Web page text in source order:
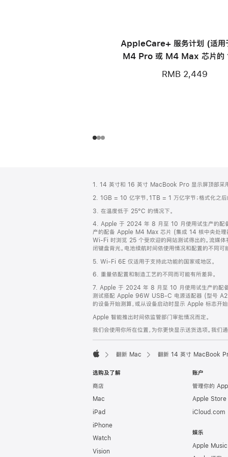
AppleCare+ 服务计划 (适用
M4 Pro 或 M4 Max 芯片的
RMB 2,449
页
脚
注
1. 14 英寸和 16 英寸 MacBook Pro 显示屏顶部采用
2. 1GB = 10 亿字节，1TB = 1 万亿字节；格式化之后
3. 在温度低于 25°C 的情况下。
4. Apple 于 2024 年 8 月至 10 月使用试生产的配
产的配备 Apple M4 Max 芯片 (集成 14 核中央处理
Wi-Fi 时浏览 25 个受欢迎的网站测试得出的。流媒
闭键盘背光。电池续航时间依使用情况和配置的不同可
5. Wi-Fi 6E 仅适用于支持此功能的国家或地区。
6. 重量依配置和制造工艺的不同而可能有所差异。
7. Apple 于 2024 年 8 月至 10 月使用试生产的配
测试搭配 Apple 96W USB-C 电源适配器 (型号
的设备开始测算，或从设备启动时显示 Apple 标志开
Apple 智能推出时间依监管部门审批情况而定。
我们会使用你所在位置，为你更快显示送货选项。我
翻新 Mac 翻新 14 英寸 MacBook
选购及了解
商店
Mac
iPad
iPhone
Watch
Vision
账户
管理你的
Apple Store
iCloud.com
娱乐
Apple Music